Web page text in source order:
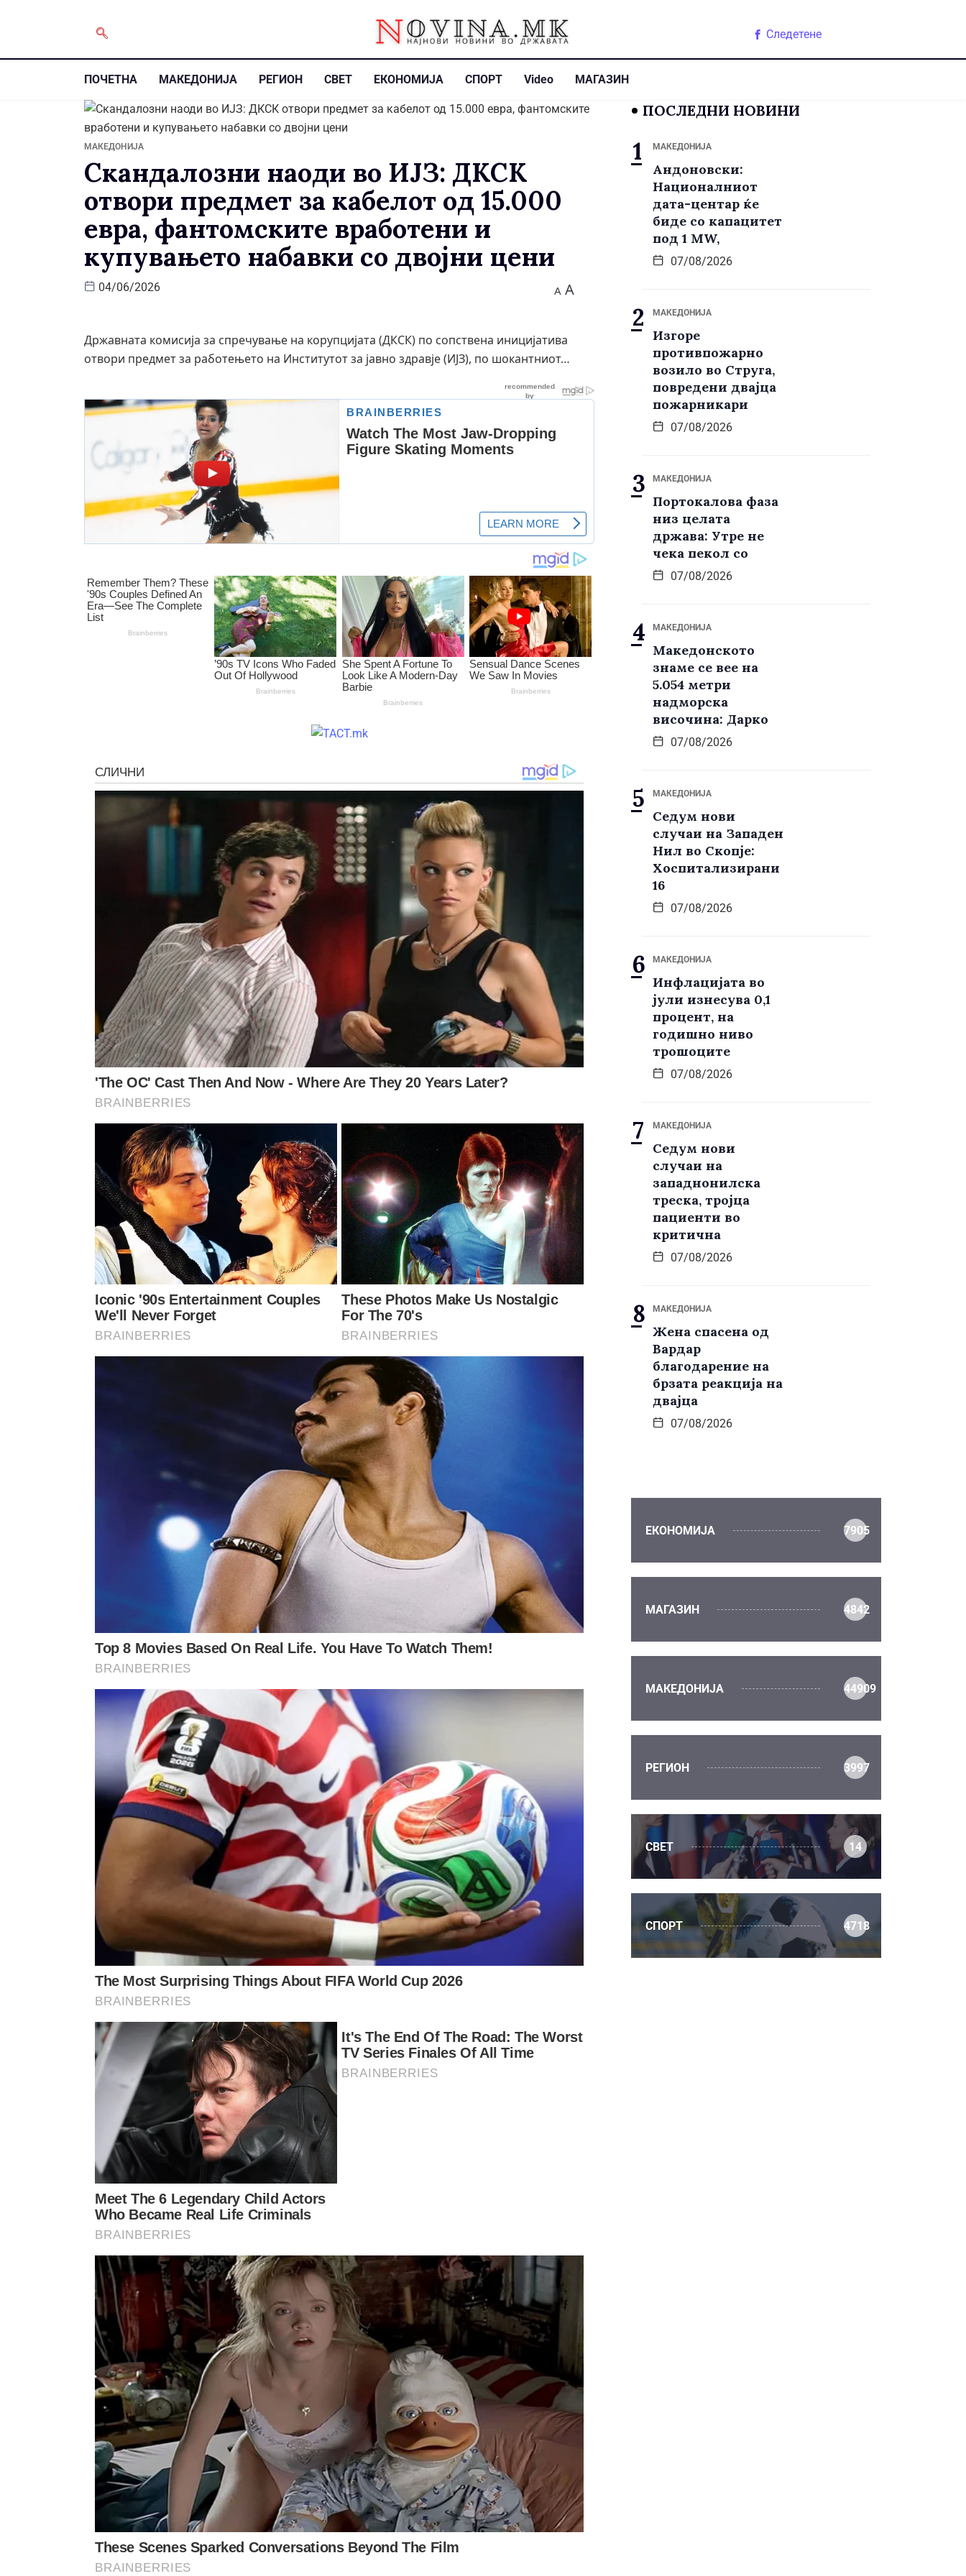
Следетене
ПОЧЕТНА МАКЕДОНИЈА РЕГИОН СВЕТ ЕКОНОМИЈА СПОРТ Video МАГАЗИН
МАКЕДОНИЈА
Скандалозни наоди во ИЈЗ: ДКСК
отвори предмет за кабелот од 15.000
евра, фантомските вработени и
купувањето набавки со двојни цени
04/06/2026 A A
Државната комисија за спречување на корупцијата (ДКСК) по сопствена иницијатива
отвори предмет за работењето на Институтот за јавно здравје (ИЈЗ), по шокантниот…
ПОСЛЕДНИ НОВИНИ
МАКЕДОНИЈА
Андоновски:
Националниот
дата-центар ќе
биде со капацитет
под 1 MW,
07/08/2026
МАКЕДОНИЈА
Изгоре
противпожарно
возило во Струга,
повредени двајца
пожарникари
07/08/2026
МАКЕДОНИЈА
Портокалова фаза
низ целата
држава: Утре не
чека пекол со
07/08/2026
МАКЕДОНИЈА
Македонското
знаме се вее на
5.054 метри
надморска
височина: Дарко
07/08/2026
МАКЕДОНИЈА
Седум нови
случаи на Западен
Нил во Скопје:
Хоспитализирани
16
07/08/2026
МАКЕДОНИЈА
Инфлацијата во
јули изнесува 0,1
процент, на
годишно ниво
трошоците
07/08/2026
МАКЕДОНИЈА
Седум нови
случаи на
западнонилска
треска, тројца
пациенти во
критична
07/08/2026
МАКЕДОНИЈА
Жена спасена од
Вардар
благодарение на
брзата реакција на
двајца
07/08/2026
ЕКОНОМИЈА 7905
МАГАЗИН 4842
МАКЕДОНИЈА 44909
РЕГИОН 3997
СВЕТ 14
СПОРТ 4718